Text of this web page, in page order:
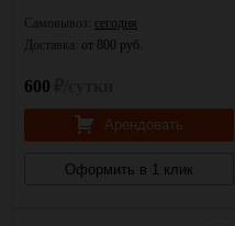
Самовывоз: сегодня
Доставка: от 800 руб.
600
Арендовать
Оформить в 1 клик